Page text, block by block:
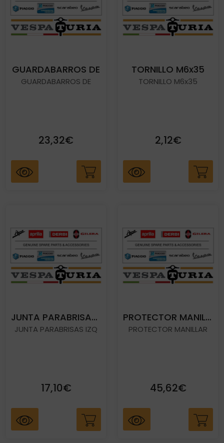
GUARDABARROS DE
GUARDABARROS DE
23,32€
TORNILLO M6x35
TORNILLO M6x35
2,12€
JUNTA PARABRISAS IZQ
JUNTA PARABRISAS IZQ
17,10€
PROTECTOR MANILLAR
PROTECTOR MANILLAR
45,62€